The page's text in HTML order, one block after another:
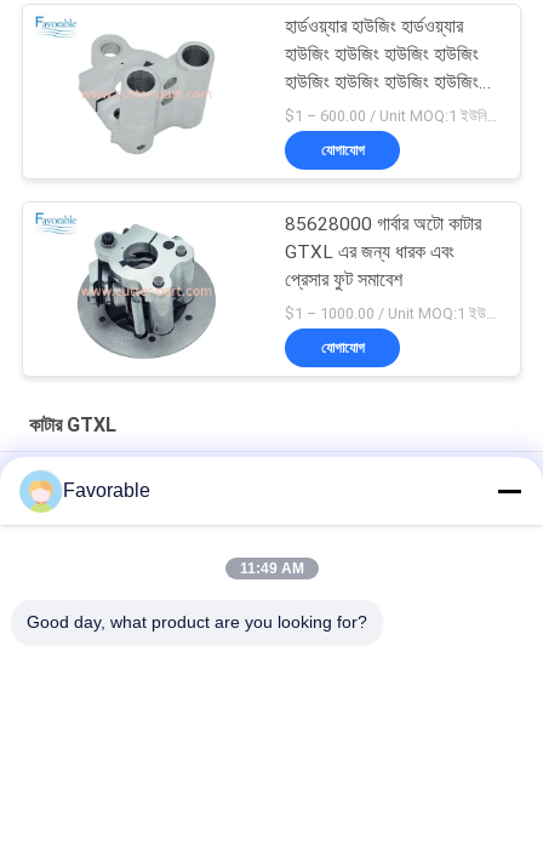
হার্ডওয়্যার হাউজিং হার্ডওয়্যার
হাউজিং হাউজিং হাউজিং হাউজিং
হাউজিং হাউজিং হাউজিং হাউজিং
হাউজিং হাউজিং হাউজিং হাউজিং
হাউজিং হাউজিং হাউজিং হাউজিং
হাউজিং হাউজিং হাউজিং হাউজিং
যোগাযোগ
85628000 গার্বার অটো কাটার
GTXL এর জন্য ধারক এবং
প্রেসার ফুট সমাবেশ
যোগাযোগ
কাটার GTXL
ক্ল্যাম্প ড্রিল স্প্লিট হাব কাটার জন্য সংশোধিত GTXL টেক্সটাইল মেশিন 86545000
আসল অটো কাটার GTXL 586500067 কিট বেল্ট স্প্রিং সহ (রিপাবলিক ব্লোয়ার্স)
238500035 অটো কাটার জিটিএক্সএল মেশিন ব্রাশ এনপ্রোটেক এইচ # এল 00286-1
Favorable
11:49 AM
Good day, what product are you looking for?